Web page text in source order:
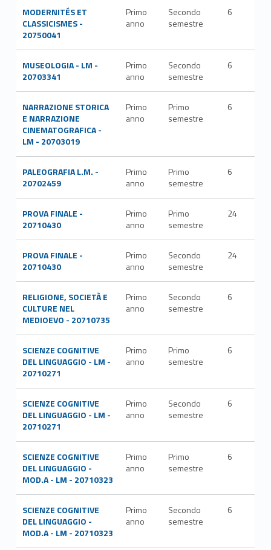
MODERNITÉS ET
CLASSICISMES -
20750041
Primo
anno
Secondo
semestre
6
MUSEOLOGIA - LM -
20703341
Primo
anno
Secondo
semestre
6
NARRAZIONE STORICA
E NARRAZIONE
CINEMATOGRAFICA -
LM - 20703019
Primo
anno
Primo
semestre
6
PALEOGRAFIA L.M. -
20702459
Primo
anno
Primo
semestre
6
PROVA FINALE -
20710430
Primo
anno
Primo
semestre
24
PROVA FINALE -
20710430
Primo
anno
Secondo
semestre
24
RELIGIONE, SOCIETÀ E
CULTURE NEL
MEDIOEVO - 20710735
Primo
anno
Secondo
semestre
6
SCIENZE COGNITIVE
DEL LINGUAGGIO - LM -
20710271
Primo
anno
Primo
semestre
6
SCIENZE COGNITIVE
DEL LINGUAGGIO - LM -
20710271
Primo
anno
Secondo
semestre
6
SCIENZE COGNITIVE
DEL LINGUAGGIO -
MOD.A - LM - 20710323
Primo
anno
Primo
semestre
6
SCIENZE COGNITIVE
DEL LINGUAGGIO -
MOD.A - LM - 20710323
Primo
anno
Secondo
semestre
6